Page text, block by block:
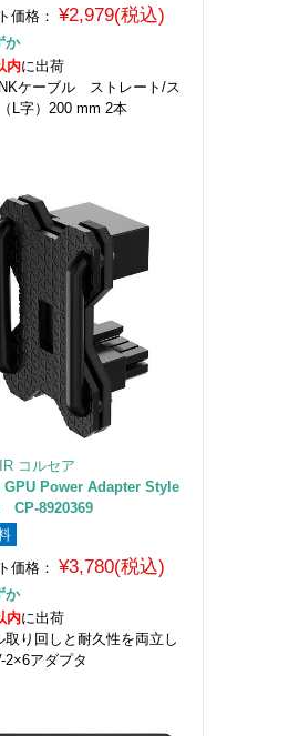
価格：
¥2,979(税込)
か
内に出荷
ケーブル ストレート/ス
L字）200 mm 2本
コルセア
GPU Power Adapter Style
CP-8920369
価格：
¥3,780(税込)
か
内に出荷
取り回しと耐久性を両立し
2×6アダプタ